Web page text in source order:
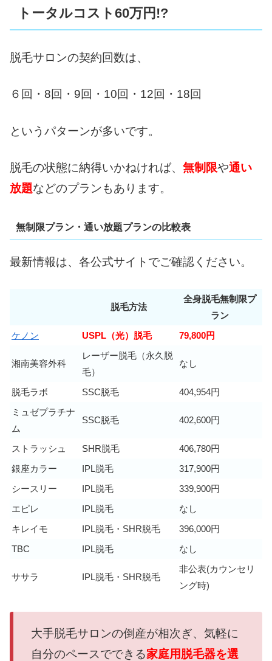
トータルコスト60万円!?
脱毛サロンの契約回数は、
６回・8回・9回・10回・12回・18回
というパターンが多いです。
脱毛の状態に納得いかねければ、 無制限や通い
放題などのプランもあります。
無制限プラン・通い放題プランの比較表
最新情報は、各公式サイトでご確認ください。
脱毛方法
全身脱毛無制限プ
ラン
ケノン
USPL（光）脱毛 79,800円
湘南美容外科
レーザー脱毛（永久脱
毛）
なし
脱毛ラボ SSC脱毛
404,954円
ミュゼプラチナ
ム
SSC脱毛 402,600円
ストラッシュ SHR脱毛
406,780円
銀座カラー
IPL脱毛
317,900円
シースリー
IPL脱毛
339,900円
エピレ
IPL脱毛
なし
キレイモ
IPL脱毛・SHR脱毛
396,000円
TBC
IPL脱毛 なし
ササラ IPL脱毛・SHR脱毛
非公表(カウンセリ
ング時)
大手脱毛サロンの倒産が相次ぎ、気軽に
自分のペースでできる家庭用脱毛器を選